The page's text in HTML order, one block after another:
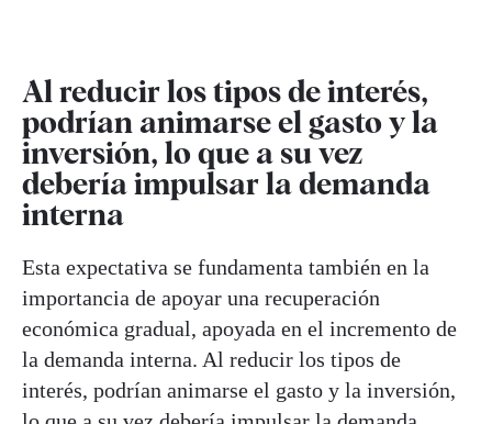
Al reducir los tipos de interés,
podrían animarse el gasto y la
inversión, lo que a su vez
debería impulsar la demanda
interna
Esta expectativa se fundamenta también en la
importancia de apoyar una recuperación
económica gradual, apoyada en el incremento de
la demanda interna. Al reducir los tipos de
interés, podrían animarse el gasto y la inversión,